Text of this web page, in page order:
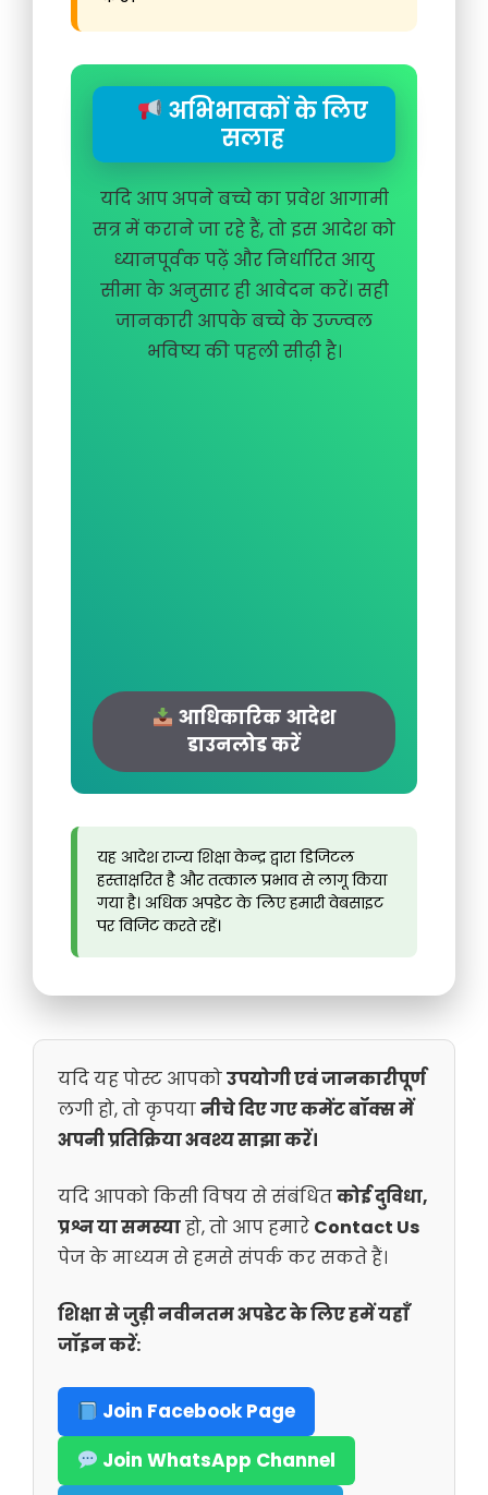
अभिभावकों के लिए
सलाह
यदि आप अपने बच्चे का प्रवेश आगामी
सत्र में कराने जा रहे हैं, तो इस आदेश को
ध्यानपूर्वक पढ़ें और निर्धारित आयु
सीमा के अनुसार ही आवेदन करें। सही
जानकारी आपके बच्चे के उज्ज्वल
भविष्य की पहली सीढ़ी है।
आधिकारिक आदेश
डाउनलोड करें
यह आदेश राज्य शिक्षा केन्द्र द्वारा डिजिटल
हस्ताक्षरित है और तत्काल प्रभाव से लागू किया
गया है। अधिक अपडेट के लिए हमारी वेबसाइट
पर विजिट करते रहें।
यदि यह पोस्ट आपकोउपयोगी एवं जानकारीपूर्ण
लगी हो, तो कृपयानीचे दिए गए कमेंट बॉक्स में
अपनी प्रतिक्रिया अवश्य साझा करें।
यदि आपको किसी विषय से संबंधितकोई दुविधा,
प्रश्न या समस्याहो, तो आप हमारे Contact Us
पेज के माध्यम से हमसे संपर्क कर सकते हैं।
शिक्षा से जुड़ी नवीनतम अपडेट के लिए हमें यहाँ
जॉइन करें:
Join Facebook Page
Join WhatsApp Channel